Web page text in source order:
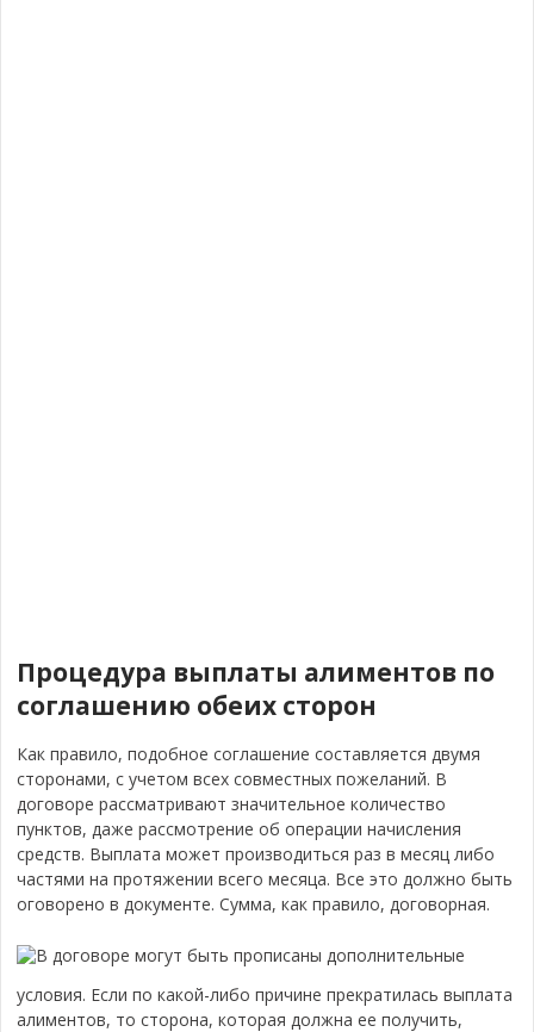
Процедура выплаты алиментов по
соглашению обеих сторон
Как правило, подобное соглашение составляется двумя
сторонами, с учетом всех совместных пожеланий. В
договоре рассматривают значительное количество
пунктов, даже рассмотрение об операции начисления
средств. Выплата может производиться раз в месяц либо
частями на протяжении всего месяца. Все это должно быть
оговорено в документе. Сумма, как правило, договорная.
В договоре могут быть прописаны дополнительные
условия. Если по какой-либо причине прекратилась выплата
алиментов, то сторона, которая должна ее получить,